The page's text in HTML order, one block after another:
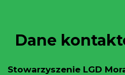
Dane
Stowarzyszenie LGD